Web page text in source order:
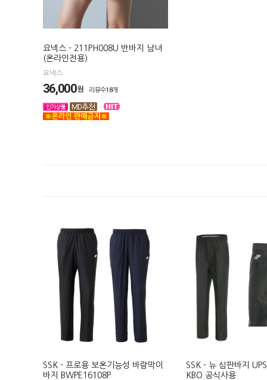
요넥스 - 211PH008U 반바지 남녀
(온라인전용)
요넥스
36,000원 리뷰수18개
SSK - 프로용 보온기능성 바람막이
바지 BWPE16108P
SSK - 뉴 심판바지
KBO 공식사용